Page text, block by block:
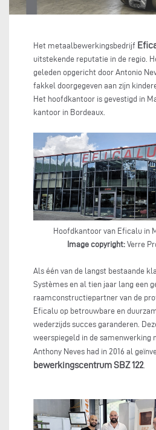
Het metaalbewerkingsbedrijf
uitstekende reputatie in de regio.
geleden opgericht door Antonio
fakkel doorgegeven aan zijn
Het hoofdkantoor is gevestigd in
kantoor in Bordeaux.
Hoofdkantoor van Eficalu in
Image copyright:Verre
Als één van de langst bestaande
Systèmes en al tien jaar lang een
raamconstructiepartner van de
Eficalu op betrouwbare en
wederzijds succes garanderen.
weerspiegeld in de samenwerking
Anthony Neves had in 2016 al
bewerkingscentrum SBZ 122.